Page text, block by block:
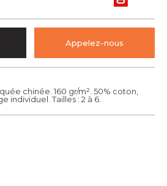
chinée. 160 gr/m². 50% coton,
individuel. Tailles : 2 à 6.
Appelez-nous